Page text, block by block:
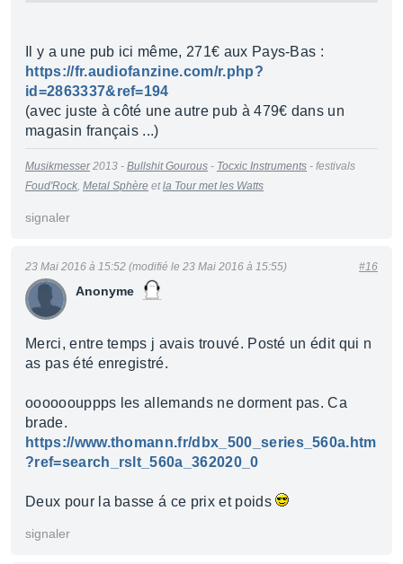
Il y a une pub ici même, 271€ aux Pays-Bas :
https://fr.audiofanzine.com/r.php?
id=2863337&ref=194
(avec juste à côté une autre pub à 479€ dans un
magasin français ...)
Musikmesser2013 - Bullshit Gourous - Tocxic Instruments - festivals
Foud'Rock, Metal Sphère etla Tour met les Watts
signaler
Anonyme
23 Mai 2016 à 15:52 (modifié le 23 Mai 2016 à 15:55) #16
Merci, entre temps j avais trouvé. Posté un édit qui n
as pas été enregistré.
oooooouppps les allemands ne dorment pas. Ca
brade.
https://www.thomann.fr/dbx_500_series_560a.htm
?ref=search_rslt_560a_362020_0
Deux pour la basse á ce prix et poids
signaler